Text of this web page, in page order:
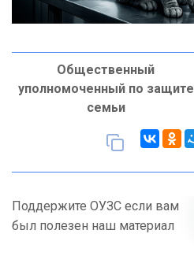
Общественный
уполномоченный по защите
семьи
Поддержите ОУЗС если вам
был полезен наш материал